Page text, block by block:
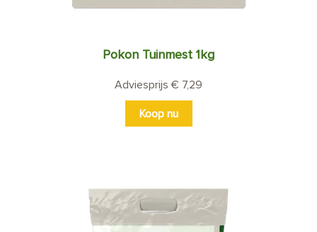
Pokon Tuinmest 1kg
Adviesprijs € 7,29
Koop nu